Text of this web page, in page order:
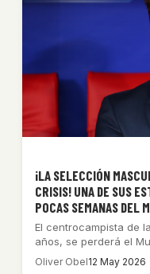
¡LA SELECCIÓN
CRISIS! UNA DE SUS
POCAS SEMANAS DEL
El centrocampista de
años, se perderá el
Oliver Obel12 May 2026